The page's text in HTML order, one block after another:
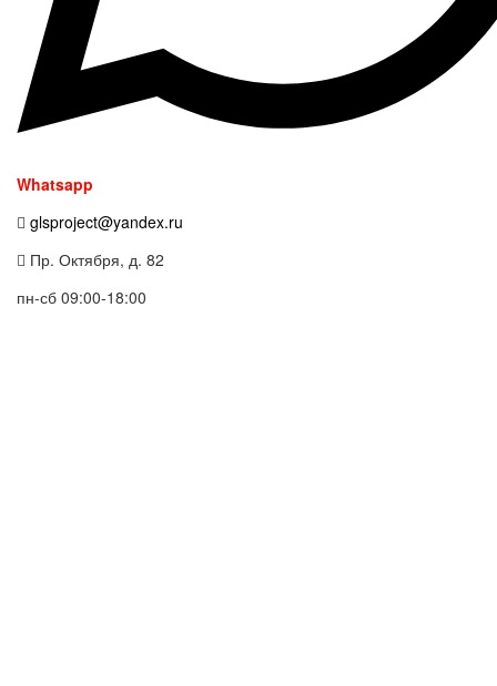
Whatsapp
glsproject@yandex.ru
Пр. Октября, д. 82
пн-сб 09:00-18:00